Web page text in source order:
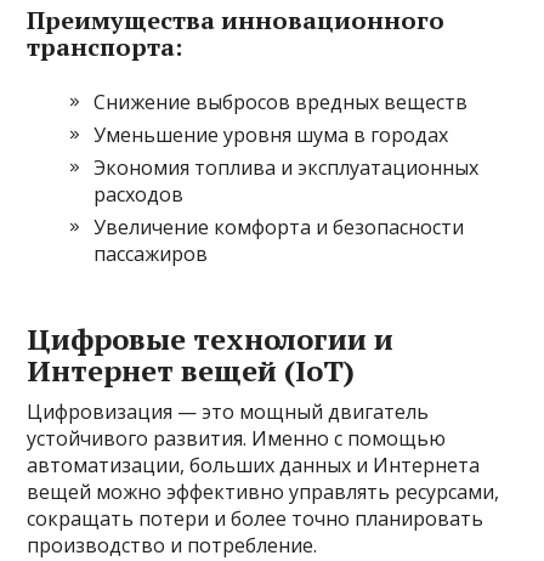
Преимущества инновационного
транспорта:
Снижение выбросов вредных веществ
Уменьшение уровня шума в городах
Экономия топлива и эксплуатационных
расходов
Увеличение комфорта и безопасности
пассажиров
Цифровые технологии и
Интернет вещей (IoT)
Цифровизация — это мощный двигатель
устойчивого развития. Именно с помощью
автоматизации, больших данных и Интернета
вещей можно эффективно управлять ресурсами,
сокращать потери и более точно планировать
производство и потребление.